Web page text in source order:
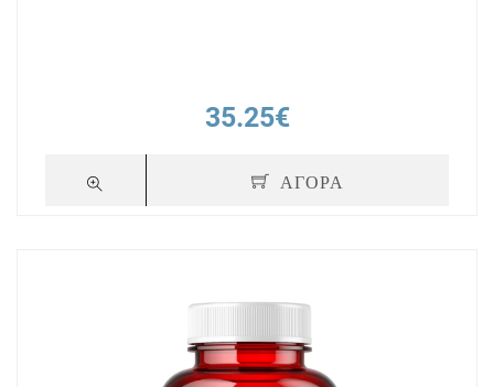
35.25€
ΑΓΟΡΑ